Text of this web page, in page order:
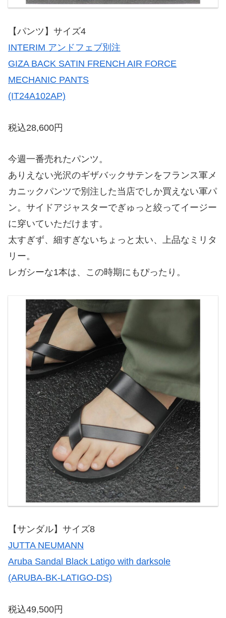
【パンツ】サイズ4
INTERIM アンドフェブ別注
GIZA BACK SATIN FRENCH AIR FORCE
MECHANIC PANTS
(IT24A102AP)
税込28,600円
今週一番売れたパンツ。
ありえない光沢のギザバックサテンをフランス軍メ
カニックパンツで別注した当店でしか買えない軍パ
ン。サイドアジャスターでぎゅっと絞ってイージー
に穿いていただけます。
太すぎず、細すぎないちょっと太い、上品なミリタ
リー。
レガシーな1本は、この時期にもぴったり。
【サンダル】サイズ8
JUTTA NEUMANN
Aruba Sandal Black Latigo with darksole
(ARUBA-BK-LATIGO-DS)
税込49,500円